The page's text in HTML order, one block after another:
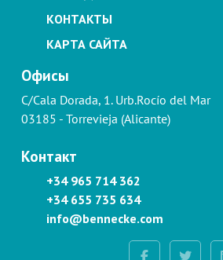
КОНТАКТЫ
КАРТА САЙТА
Офисы
C/Cala Dorada, 1. Urb.Rocío del Mar
03185 - Torrevieja (Alicante)
Контакт
+34 965 714 362
+34 655 735 634
info@bennecke.com